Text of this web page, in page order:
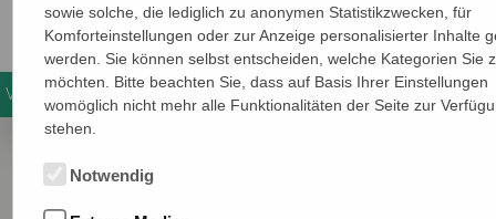
+49-619-6781-9736 Germany Toll
Zugriffscode: 2744 805 1279
Veranstaltungsdetails
Wann
4.06.2026 - 16:00 Uhr
sowie solche, die lediglich zu anonymen Statistikzwecken, für
Komforteinstellungen oder zur Anzeige personalisierter Inhalte
werden. Sie können selbst entscheiden, welche Kategorien Sie
möchten. Bitte beachten Sie, dass auf Basis Ihrer Einstellungen
womöglich nicht mehr alle Funktionalitäten der Seite zur
stehen.
Notwendig